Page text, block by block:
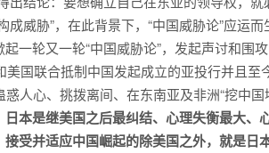
威胁”，在此背景下，“中国威胁论”应运而
一轮又一轮“中国威胁论”，发起声讨和围
国联合抵制中国发起成立的亚投行并且至
人心、挑拨离间、在东南亚及非洲“挖中
本是继美国之后最纠结、心理失衡最大、
受并适应中国崛起的除美国之外，就是日本